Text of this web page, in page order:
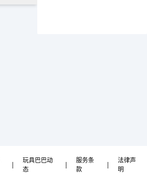
|
玩具巴巴动
态
|
服务条
款
|
法律声
明